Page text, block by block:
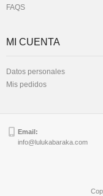
FAQS
MI CUENTA
Datos personales
Mis pedidos
Email:
info@lulukabaraka.com